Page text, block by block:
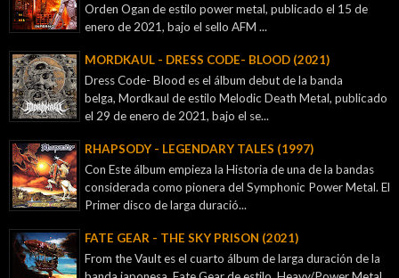
Orden Ogan de estilo power metal, publicado el 15 de
enero de 2021, bajo el sello AFM ...
MORDKAUL - DRESS CODE- BLOOD (2021)
Dress Code- Blood es el álbum debut de la banda
belga, Mordkaul de estilo Melodic Death Metal, publicado
el 29 de enero de 2021, bajo el se...
RHAPSODY - LEGENDARY TALES (1997)
Con Este álbum empieza la Historia de una de la bandas
considerada como pionera del Symphonic Power Metal. El
Primer disco de larga duració...
FATE GEAR - THE SKY PRISON (2021)
From the Vault es el cuarto álbum de larga duración de la